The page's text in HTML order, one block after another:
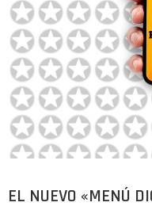
EL NUEVO «MENÚ